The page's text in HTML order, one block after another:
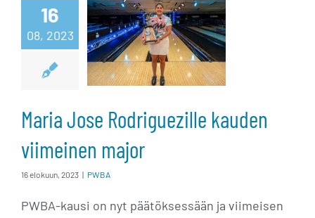
16
08, 2023
Rodriguezille
kauden
viimeinen
major
Maria Jose Rodriguezille kauden
viimeinen major
16 elokuun, 2023 | PWBA
PWBA-kausi on nyt päätöksessään ja viimeisen